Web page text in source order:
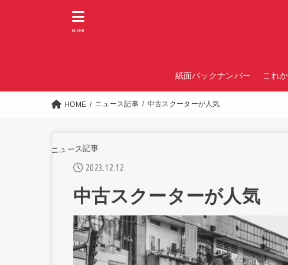
紙面バックナンバー これ
MENU
HOME ニュース記事 中古スクーターが人気
ニュース記事
2023.12.12
中古スクーターが人気